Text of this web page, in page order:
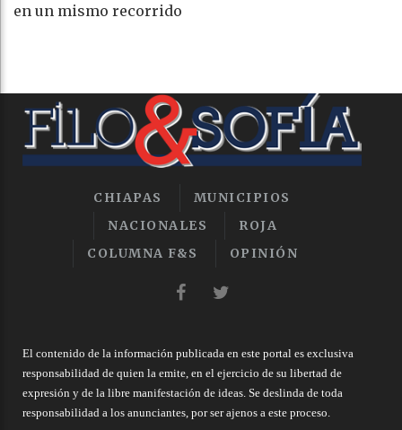
en un mismo recorrido
CHIAPAS
MUNICIPIOS
NACIONALES
ROJA
COLUMNA F&S
OPINIÓN
El contenido de la información publicada en este portal es exclusiva
responsabilidad de quien la emite, en el ejercicio de su libertad de
expresión y de la libre manifestación de ideas. Se deslinda de toda
responsabilidad a los anunciantes, por ser ajenos a este proceso.